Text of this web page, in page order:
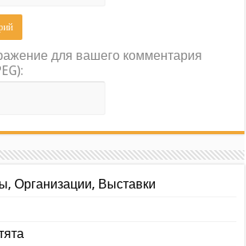
для вашего комментария
Организации, Выставки